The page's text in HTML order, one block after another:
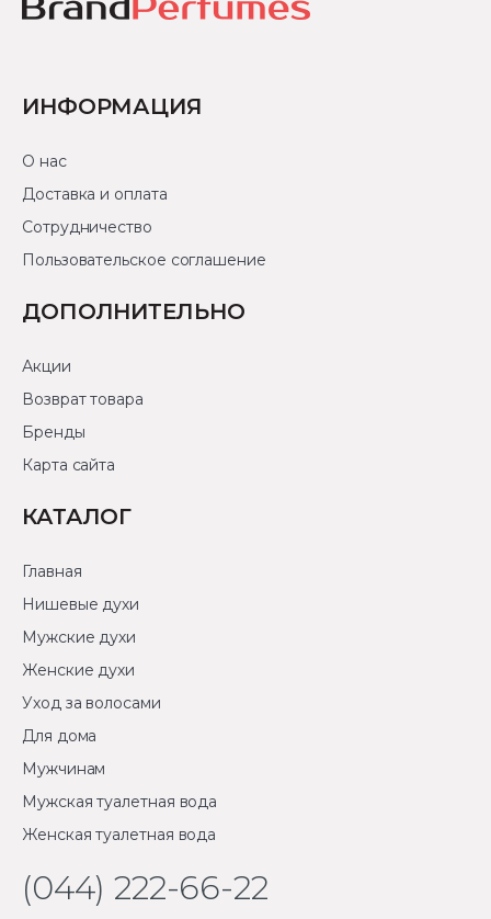
ИНФОРМАЦИЯ
О нас
Доставка и оплата
Сотрудничество
Пользовательское соглашение
ДОПОЛНИТЕЛЬНО
Акции
Возврат товара
Бренды
Карта сайта
КАТАЛОГ
Главная
Нишевые духи
Мужские духи
Женские духи
Уход за волосами
Для дома
Мужчинам
Мужская туалетная вода
Женская туалетная вода
(044) 222-66-22